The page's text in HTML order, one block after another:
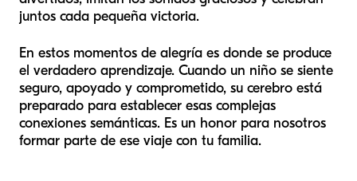
juntos cada pequeña victoria.
En estos momentos de alegría es donde se produce
el verdadero aprendizaje. Cuando un niño se siente
seguro, apoyado y comprometido, su cerebro está
preparado para establecer esas complejas
conexiones semánticas. Es un honor para nosotros
formar parte de ese viaje con tu familia.